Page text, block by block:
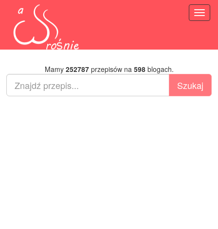
Mamy 252787przepisów na 598blogach.